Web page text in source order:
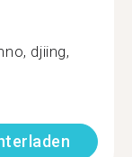
djiing,